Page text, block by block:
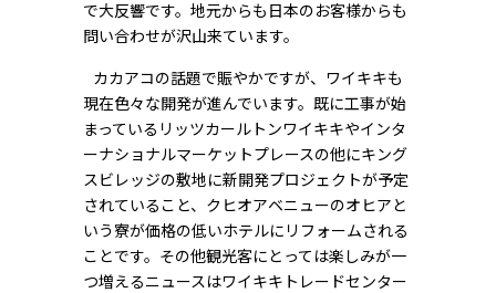
で大反響です。地元からも日本のお客様からも
問い合わせが沢山来ています。
カカアコの話題で賑やかですが、ワイキキも
現在色々な開発が進んでいます。既に工事が始
まっているリッツカールトンワイキキやインタ
ーナショナルマーケットプレースの他にキング
スビレッジの敷地に新開発プロジェクトが予定
されていること、クヒオアベニューのオヒアと
いう寮が価格の低いホテルにリフォームされる
ことです。その他観光客にとっては楽しみが一
つ増えるニュースはワイキキトレードセンター